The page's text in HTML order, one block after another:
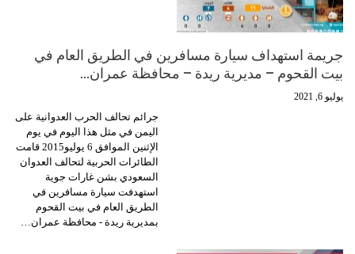
جريمة استهداف سيارة مسافرين في الطريق العام في
بيت القحوم – مديرية ريدة – محافظة عمران…
يوليو 6, 2021
جرائم تحالف الحرب العدوانية على
اليمن في مثل هذا اليوم في يوم
الإثنين الموافق 6 يوليو2015 قامت
الطائرات الحربية لتحالف العدوان
السعودي بشن غارات جوية
استهدفت سيارة مسافرين في
الطريق العام في بيت القحوم
بمديرية ريدة - محافظة عمران…